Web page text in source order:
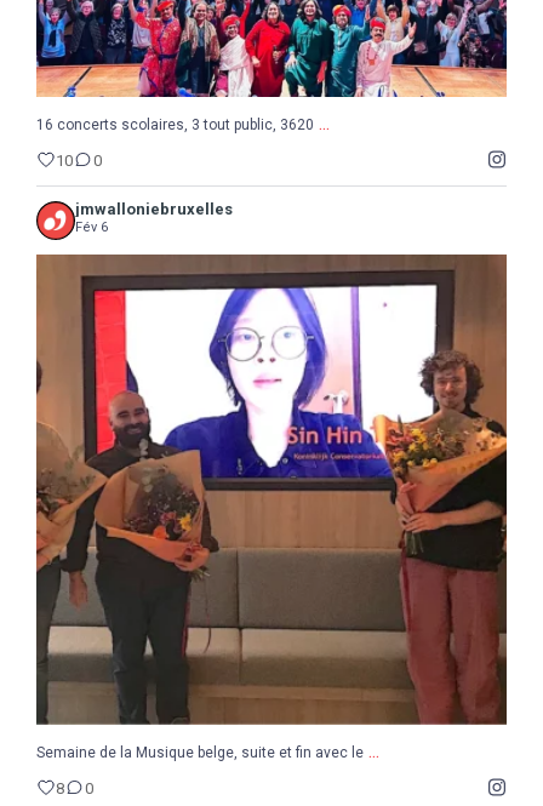
16 concerts scolaires, 3 tout public, 3620 ...
10 0
jmwalloniebruxelles
Fév 6
Semaine de la Musique belge, suite et fin avec le ...
Semaine de la Musique belge, suite et fin avec le ...
8 0